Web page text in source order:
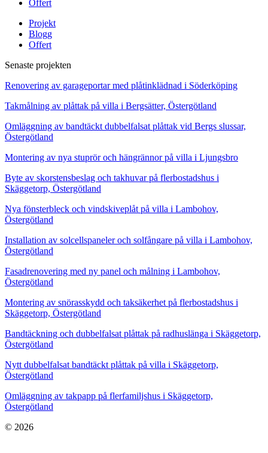
Offert
Projekt
Blogg
Offert
Senaste projekten
Renovering av garageportar med plåtinklädnad i Söderköping
Takmålning av plåttak på villa i Bergsätter, Östergötland
Omläggning av bandtäckt dubbelfalsat plåttak vid Bergs slussar,
Östergötland
Montering av nya stuprör och hängrännor på villa i Ljungsbro
Byte av skorstensbeslag och takhuvar på flerbostadshus i
Skäggetorp, Östergötland
Nya fönsterbleck och vindskiveplåt på villa i Lambohov,
Östergötland
Installation av solcellspaneler och solfångare på villa i Lambohov,
Östergötland
Fasadrenovering med ny panel och målning i Lambohov,
Östergötland
Montering av snörasskydd och taksäkerhet på flerbostadshus i
Skäggetorp, Östergötland
Bandtäckning och dubbelfalsat plåttak på radhuslänga i Skäggetorp,
Östergötland
Nytt dubbelfalsat bandtäckt plåttak på villa i Skäggetorp,
Östergötland
Omläggning av takpapp på flerfamiljshus i Skäggetorp,
Östergötland
© 2026